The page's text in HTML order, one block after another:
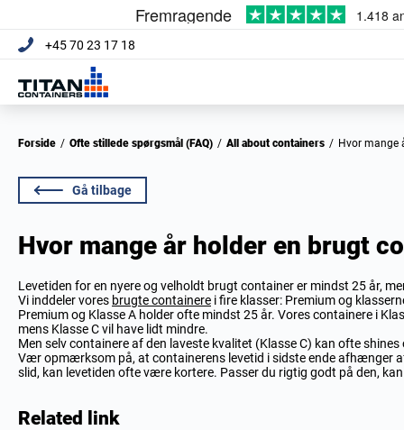
+45 70 23 17 18
Forside / Ofte stillede spørgsmål (FAQ) / All about containers / Hvor
Gå tilbage
Hvor mange år holder en brugt
Levetiden for en nyere og velholdt brugt container er mindst 25 år,
Vi inddeler vores brugte containere i fire klasser: Premium og
Premium og Klasse A holder ofte mindst 25 år. Vores containere i
mens Klasse C vil have lidt mindre.
Men selv containere af den laveste kvalitet (Klasse C) kan ofte
Vær opmærksom på, at containerens levetid i sidste ende afhænger
slid, kan levetiden ofte være kortere. Passer du rigtig godt på den,
Related link